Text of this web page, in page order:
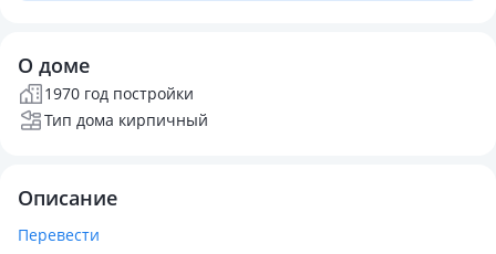
О доме
1970 год постройки
Тип дома кирпичный
Описание
Перевести